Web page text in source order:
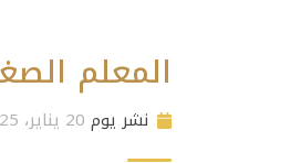
المعلم
نشر يوم 20 يناير، 2025